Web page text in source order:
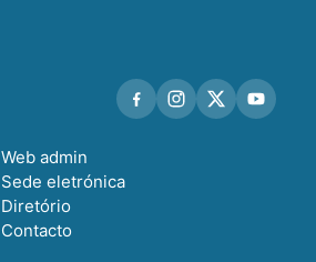
Web admin
Sede eletrónica
Diretório
Contacto